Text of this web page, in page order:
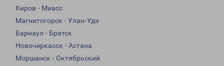
Киров - Миасс
Магнитогорск - Улан-Удэ
Барнаул - Братск
Новочеркасск - Астана
Моршанск - Октябрьский